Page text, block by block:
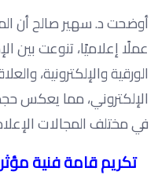
عملًا إعلاميًا، تنوعت بين
الورقية والإلكترونية،
الإلكتروني، مما يعكس
في مختلف المجالات
تكريم قامة فنية